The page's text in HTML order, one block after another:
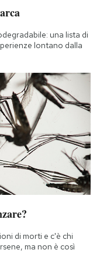
una lista di
lontano dalla
di morti e c'è chi
ma non è così